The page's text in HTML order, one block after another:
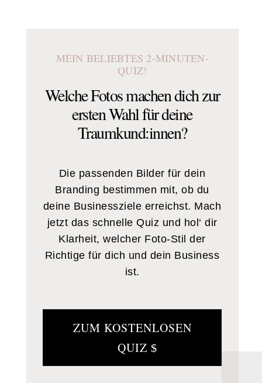
MEIN BELIEBTES 2-MINUTEN-
QUIZ!
Welche Fotos machen dich zur
ersten Wahl für deine
Traumkund:innen?
Die passenden Bilder für dein
Branding bestimmen mit, ob du
deine Businessziele erreichst. Mach
jetzt das schnelle Quiz und hol‘ dir
Klarheit, welcher Foto-Stil der
Richtige für dich und dein Business
ist.
ZUM KOSTENLOSEN
QUIZ